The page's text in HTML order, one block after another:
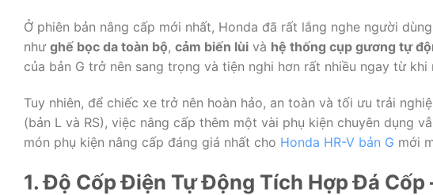
Ở phiên bản nâng cấp mới nhất, Honda đã rất lắng nghe người
như ghế bọc da toàn bộ, cảm biến lùi và hệ thống cụp gương tự
của bản G trở nên sang trọng và tiện nghi hơn rất nhiều ngay từ khi
Tuy nhiên, để chiếc xe trở nên hoàn hảo, an toàn và tối ưu trải
(bản L và RS), việc nâng cấp thêm một vài phụ kiện chuyên dụng
món phụ kiện nâng cấp đáng giá nhất cho Honda HR-V bản G mới
1. Độ Cốp Điện Tự Động Tích Hợp Đá Cốp